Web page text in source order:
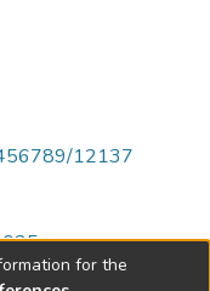
12137
for the